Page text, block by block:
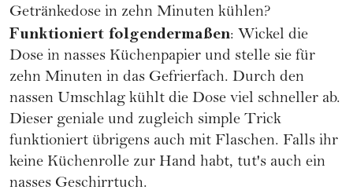
Getränkedose in zehn Minuten kühlen?
Funktioniert folgendermaßen: Wickel die
Dose in nasses Küchenpapier und stelle sie für
zehn Minuten in das Gefrierfach. Durch den
nassen Umschlag kühlt die Dose viel schneller ab.
Dieser geniale und zugleich simple Trick
funktioniert übrigens auch mit Flaschen. Falls ihr
keine Küchenrolle zur Hand habt, tut's auch ein
nasses Geschirrtuch.